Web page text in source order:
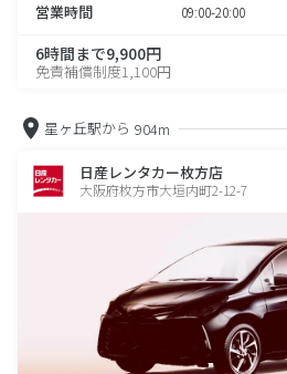
営業時間 09:00-20:00
6時間まで9,900円
免責補償制度1,100円
星ヶ丘駅から 904m
日産レンタカー枚方店
大阪府枚方市大垣内町2-12-7